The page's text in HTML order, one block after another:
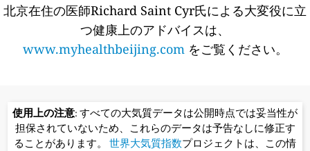
北京在住の医師Richard Saint Cyr氏による大変役に立
つ健康上のアドバイスは、
www.myhealthbeijing.com をご覧ください。
使用上の注意: すべての大気質データは公開時点では妥当性が
担保されていないため、これらのデータは予告なしに修正す
ることがあります。 世界大気質指数プロジェクトは、この情